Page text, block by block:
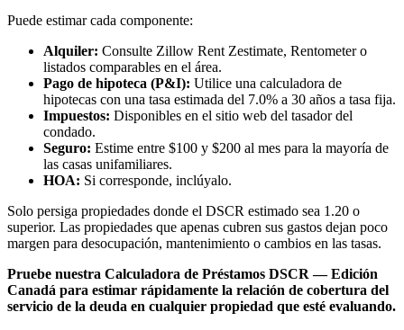
Puede estimar cada componente:
Alquiler: Consulte Zillow Rent Zestimate, Rentometer o
listados comparables en el área.
Pago de hipoteca (P&I): Utilice una calculadora de
hipotecas con una tasa estimada del 7.0% a 30 años a tasa fija.
Impuestos: Disponibles en el sitio web del tasador del
condado.
Seguro: Estime entre $100 y $200 al mes para la mayoría de
las casas unifamiliares.
HOA: Si corresponde, inclúyalo.
Solo persiga propiedades donde el DSCR estimado sea 1.20 o
superior. Las propiedades que apenas cubren sus gastos dejan poco
margen para desocupación, mantenimiento o cambios en las tasas.
Pruebe nuestra Calculadora de Préstamos DSCR — Edición
Canadá para estimar rápidamente la relación de cobertura del
servicio de la deuda en cualquier propiedad que esté evaluando.